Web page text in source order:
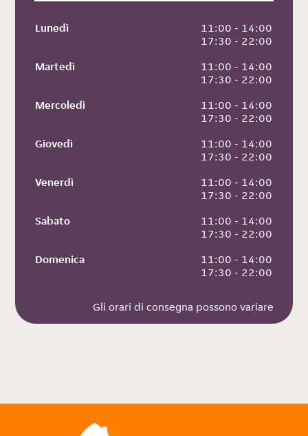
Lunedì
11:00 - 14:00
17:30 - 22:00
Martedì
11:00 - 14:00
17:30 - 22:00
Mercoledì
11:00 - 14:00
17:30 - 22:00
Giovedì
11:00 - 14:00
17:30 - 22:00
Venerdì
11:00 - 14:00
17:30 - 22:00
Sabato
11:00 - 14:00
17:30 - 22:00
Domenica
11:00 - 14:00
17:30 - 22:00
Gli orari di consegna possono variare